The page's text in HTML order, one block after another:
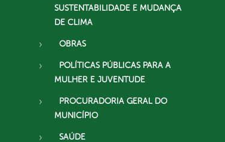
SUSTENTABILIDADE E MUDANÇA
DE CLIMA
OBRAS
POLÍTICAS PÚBLICAS PARA A
MULHER E JUVENTUDE
PROCURADORIA GERAL DO
MUNICÍPIO
SAÚDE